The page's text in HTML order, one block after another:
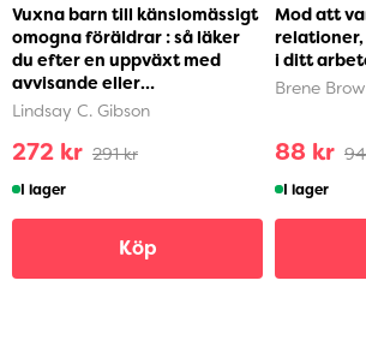
Vuxna barn till känslomässigt
omogna föräldrar : så läker
du efter en uppväxt med
avvisande eller
självupptagna föräldra...
Lindsay C. Gibson
272 kr 291 kr
I lager
Köp
Mod att
i ditt
Brene
88 kr
I lager